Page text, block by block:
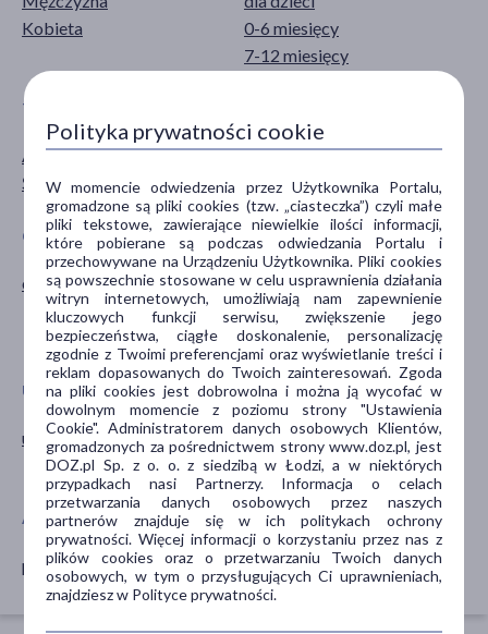
Kobieta
0-6 miesięcy
7-12 miesięcy
TYP PRODUKTU
Akcesoria
Środki higieniczne
absorbujące
CZĘŚĆ CIAŁA
okolice intymne
SPECYFIKA
Bez ftalanów
Bez lateksu
Jednorazowe
UKŁADY NARZĄDOWE
układ moczowo-płciowy
PORA STOSOWANIA
na dzień
na noc
AKCESORIA
pielucha
Polityka prywatności cookie
W momencie odwiedzenia przez Użytkownika Portalu,
gromadzone są pliki cookies (tzw. „ciasteczka”) czyli małe
pliki tekstowe, zawierające niewielkie ilości informacji,
które pobierane są podczas odwiedzania Portalu i
przechowywane na Urządzeniu Użytkownika. Pliki cookies
są powszechnie stosowane w celu usprawnienia działania
witryn internetowych, umożliwiają nam zapewnienie
kluczowych funkcji serwisu, zwiększenie jego
bezpieczeństwa, ciągłe doskonalenie, personalizację
zgodnie z Twoimi preferencjami oraz wyświetlanie treści i
reklam dopasowanych do Twoich zainteresowań. Zgoda
na pliki cookies jest dobrowolna i można ją wycofać w
dowolnym momencie z poziomu strony "Ustawienia
Cookie". Administratorem danych osobowych Klientów,
gromadzonych za pośrednictwem strony www.doz.pl, jest
DOZ.pl Sp. z o. o. z siedzibą w Łodzi, a w niektórych
przypadkach nasi Partnerzy. Informacja o celach
przetwarzania danych osobowych przez naszych
partnerów znajduje się w ich politykach ochrony
prywatności. Więcej informacji o korzystaniu przez nas z
plików cookies oraz o przetwarzaniu Twoich danych
osobowych, w tym o przysługujących Ci uprawnieniach,
znajdziesz w Polityce prywatności.